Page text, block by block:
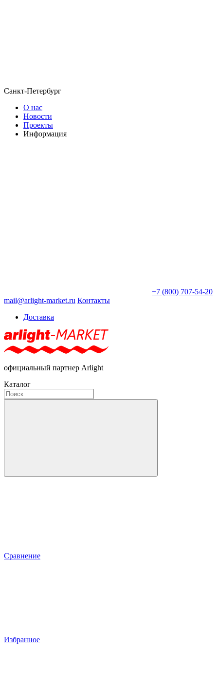
Санкт-Петербург
О нас
Новости
Проекты
Информация
+7 (800) 707-54-20
mail@arlight-market.ru Контакты
Доставка
официальный партнер Arlight
Каталог
Сравнение
Избранное